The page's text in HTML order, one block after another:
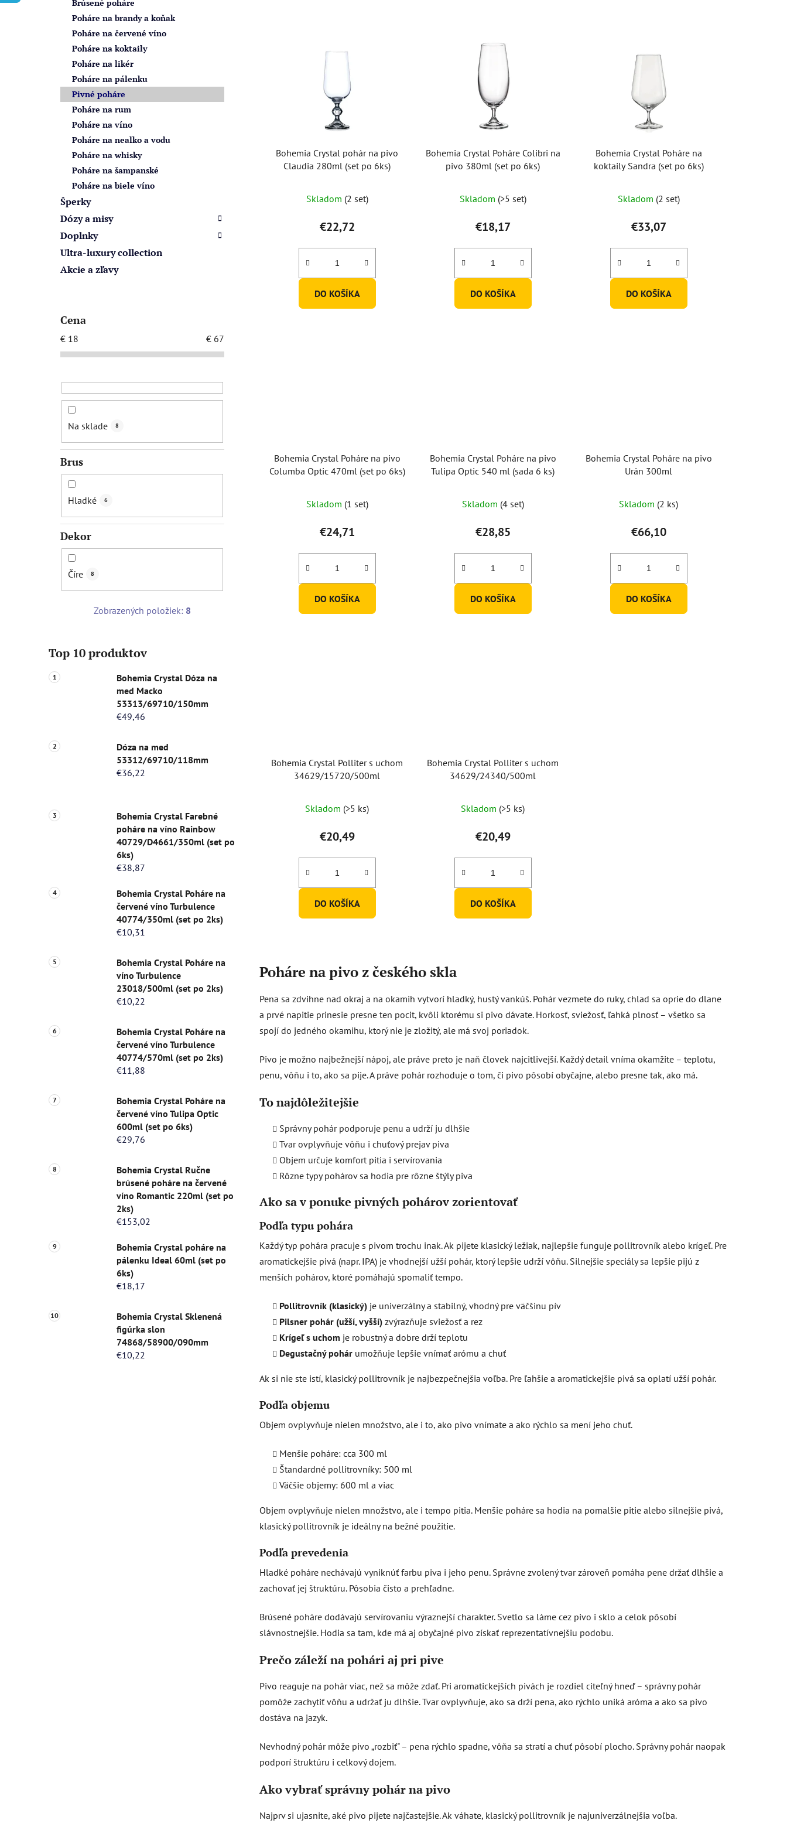
Brúsené poháre
Poháre na brandy a koňak
Poháre na červené víno
Poháre na koktaily
Poháre na likér
Poháre na pálenku
Pivné poháre
Poháre na rum
Poháre na víno
Poháre na nealko a vodu
Poháre na whisky
Poháre na šampanské
Poháre na biele víno
Šperky
Dózy a misy
Doplnky
Ultra-luxury collection
Akcie a zľavy
Cena
€ 18 € 67
Na sklade 8
Brus
Hladké 6
Dekor
Číre 8
Zobrazených položiek: 8
Top 10 produktov
Bohemia Crystal Dóza na
med Macko
53313/69710/150mm
€49,46
Dóza na med
53312/69710/118mm
€36,22
Bohemia Crystal Farebné
poháre na víno Rainbow
40729/D4661/350ml (set po
6ks)
€38,87
Bohemia Crystal Poháre na
červené víno Turbulence
40774/350ml (set po 2ks)
€10,31
Bohemia Crystal Poháre na
víno Turbulence
23018/500ml (set po 2ks)
€10,22
Bohemia Crystal Poháre na
červené víno Turbulence
40774/570ml (set po 2ks)
€11,88
Bohemia Crystal Poháre na
červené víno Tulipa Optic
600ml (set po 6ks)
€29,76
Bohemia Crystal Ručne
brúsené poháre na červené
víno Romantic 220ml (set po
2ks)
€153,02
Bohemia Crystal poháre na
pálenku Ideal 60ml (set po
6ks)
€18,17
Bohemia Crystal Sklenená
figúrka slon
74868/58900/090mm
€10,22
u
k
Bohemia Crystal pohár na pivo
Claudia 280ml (set po 6ks)
Skladom (2 set)
€22,72
DO KOŠÍKA
Bohemia Crystal Poháre Colibri na
pivo 380ml (set po 6ks)
Skladom (>5 set)
€18,17
DO KOŠÍKA
Bohemia Crystal Poháre na
koktaily Sandra (set po 6ks)
Skladom (2 set)
€33,07
DO KOŠÍKA
Bohemia Crystal Poháre na pivo
Columba Optic 470ml (set po 6ks)
Skladom (1 set)
€24,71
DO KOŠÍKA
Bohemia Crystal Poháre na pivo
Tulipa Optic 540 ml (sada 6 ks)
Skladom (4 set)
€28,85
DO KOŠÍKA
Bohemia Crystal Poháre na pivo
Urán 300ml
Skladom (2 ks)
€66,10
DO KOŠÍKA
Bohemia Crystal Polliter s uchom
34629/15720/500ml
Skladom (>5 ks)
€20,49
DO KOŠÍKA
Bohemia Crystal Polliter s uchom
34629/24340/500ml
Skladom (>5 ks)
€20,49
DO KOŠÍKA
d
a
c
i
p
r
Poháre na pivo z českého skla
Pena sa zdvihne nad okraj a na okamih vytvorí hladký, hustý vankúš. Pohár vezmete do ruky, chlad sa oprie do dlane
a prvé napitie prinesie presne ten pocit, kvôli ktorému si pivo dávate. Horkosť, sviežosť, ľahká plnosť – všetko sa
spojí do jedného okamihu, ktorý nie je zložitý, ale má svoj poriadok.
Pivo je možno najbežnejší nápoj, ale práve preto je naň človek najcitlivejší. Každý detail vníma okamžite – teplotu,
penu, vôňu i to, ako sa pije. A práve pohár rozhoduje o tom, či pivo pôsobí obyčajne, alebo presne tak, ako má.
To najdôležitejšie
Správny pohár podporuje penu a udrží ju dlhšie
Tvar ovplyvňuje vôňu i chuťový prejav piva
Objem určuje komfort pitia i servírovania
Rôzne typy pohárov sa hodia pre rôzne štýly piva
Ako sa v ponuke pivných pohárov zorientovať
Podľa typu pohára
Každý typ pohára pracuje s pivom trochu inak. Ak pijete klasický ležiak, najlepšie funguje pollitrovník alebo krígeľ. Pre
aromatickejšie pivá (napr. IPA) je vhodnejší užší pohár, ktorý lepšie udrží vôňu. Silnejšie speciály sa lepšie pijú z
menších pohárov, ktoré pomáhajú spomaliť tempo.
Pollitrovník (klasický) je univerzálny a stabilný, vhodný pre väčšinu pív
Pilsner pohár (užší, vyšší) zvýrazňuje sviežosť a rez
Krígeľ s uchom je robustný a dobre drží teplotu
Degustačný pohár umožňuje lepšie vnímať arómu a chuť
Ak si nie ste istí, klasický pollitrovník je najbezpečnejšia voľba. Pre ľahšie a aromatickejšie pivá sa oplatí užší pohár.
Podľa objemu
Objem ovplyvňuje nielen množstvo, ale i to, ako pivo vnímate a ako rýchlo sa mení jeho chuť.
Menšie poháre: cca 300 ml
Štandardné pollitrovníky: 500 ml
Väčšie objemy: 600 ml a viac
Objem ovplyvňuje nielen množstvo, ale i tempo pitia. Menšie poháre sa hodia na pomalšie pitie alebo silnejšie pivá,
klasický pollitrovník je ideálny na bežné použitie.
Podľa prevedenia
Hladké poháre nechávajú vyniknúť farbu piva i jeho penu. Správne zvolený tvar zároveň pomáha pene držať dlhšie a
zachovať jej štruktúru. Pôsobia čisto a prehľadne.
Brúsené poháre dodávajú servírovaniu výraznejší charakter. Svetlo sa láme cez pivo i sklo a celok pôsobí
slávnostnejšie. Hodia sa tam, kde má aj obyčajné pivo získať reprezentatívnejšiu podobu.
Prečo záleží na pohári aj pri pive
Pivo reaguje na pohár viac, než sa môže zdať. Pri aromatickejších pivách je rozdiel citeľný hneď – správny pohár
pomôže zachytiť vôňu a udržať ju dlhšie. Tvar ovplyvňuje, ako sa drží pena, ako rýchlo uniká aróma a ako sa pivo
dostáva na jazyk.
Nevhodný pohár môže pivo „rozbiť" – pena rýchlo spadne, vôňa sa stratí a chuť pôsobí plocho. Správny pohár naopak
podporí štruktúru i celkový dojem.
Ako vybrať správny pohár na pivo
Najprv si ujasnite, aké pivo pijete najčastejšie. Ak váhate, klasický pollitrovník je najuniverzálnejšia voľba.